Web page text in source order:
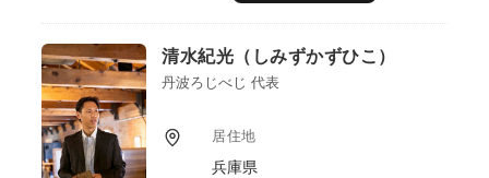
活性化研究所です。
清水紀光（しみずかずひこ）
丹波ろじべじ 代表
居住地
兵庫県